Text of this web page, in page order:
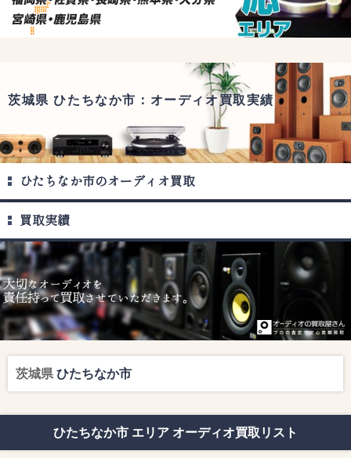
茨城県 ひたちなか市：オーディオ買取実績
ひたちなか市のオーディオ買取
買取実績
茨城県 ひたちなか市
ひたちなか市 エリア オーディオ買取リスト